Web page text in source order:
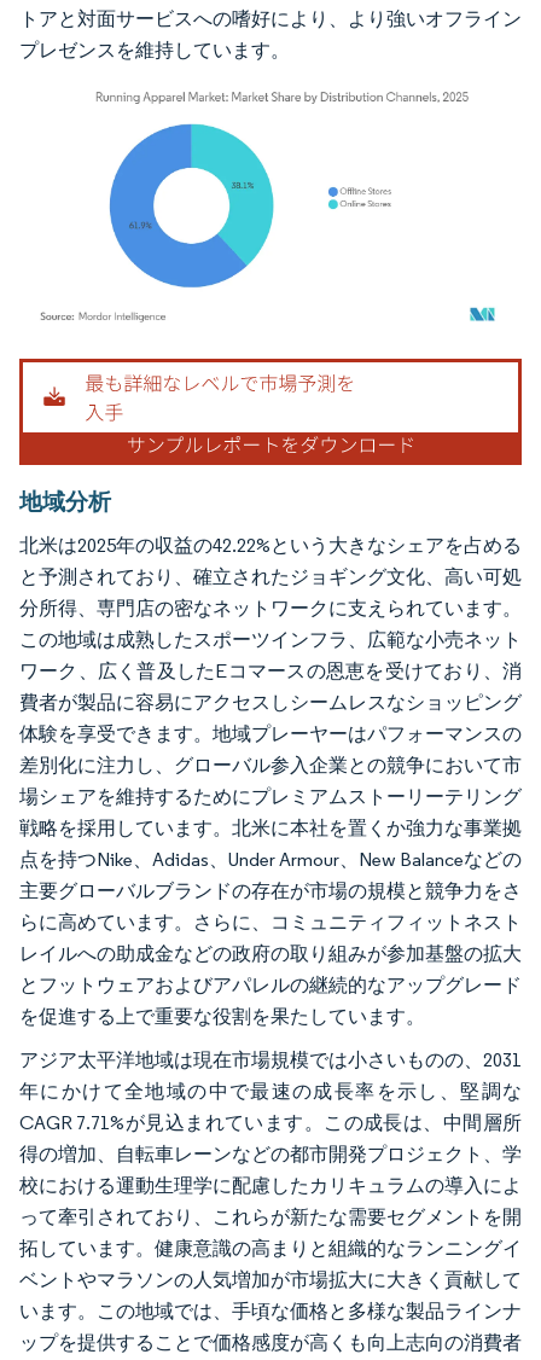
トアと対面サービスへの嗜好により、より強いオフライン
プレゼンスを維持しています。
画像 © Mordor Intelligence。再利用にはCC BY 4.0の表示が必要です。
地域分析
北米は2025年の収益の42.22%という大きなシェアを占める
と予測されており、確立されたジョギング文化、高い可処
分所得、専門店の密なネットワークに支えられています。
この地域は成熟したスポーツインフラ、広範な小売ネット
ワーク、広く普及したEコマースの恩恵を受けており、消
費者が製品に容易にアクセスしシームレスなショッピング
体験を享受できます。地域プレーヤーはパフォーマンスの
差別化に注力し、グローバル参入企業との競争において市
場シェアを維持するためにプレミアムストーリーテリング
戦略を採用しています。北米に本社を置くか強力な事業拠
点を持つNike、Adidas、Under Armour、New Balanceなどの
主要グローバルブランドの存在が市場の規模と競争力をさ
らに高めています。さらに、コミュニティフィットネスト
レイルへの助成金などの政府の取り組みが参加基盤の拡大
とフットウェアおよびアパレルの継続的なアップグレード
を促進する上で重要な役割を果たしています。
アジア太平洋地域は現在市場規模では小さいものの、2031
年にかけて全地域の中で最速の成長率を示し、堅調な
CAGR 7.71%が見込まれています。この成長は、中間層所
得の増加、自転車レーンなどの都市開発プロジェクト、学
校における運動生理学に配慮したカリキュラムの導入によ
って牽引されており、これらが新たな需要セグメントを開
拓しています。健康意識の高まりと組織的なランニングイ
ベントやマラソンの人気増加が市場拡大に大きく貢献して
います。この地域では、手頃な価格と多様な製品ラインナ
ップを提供することで価格感度が高くも向上志向の消費者